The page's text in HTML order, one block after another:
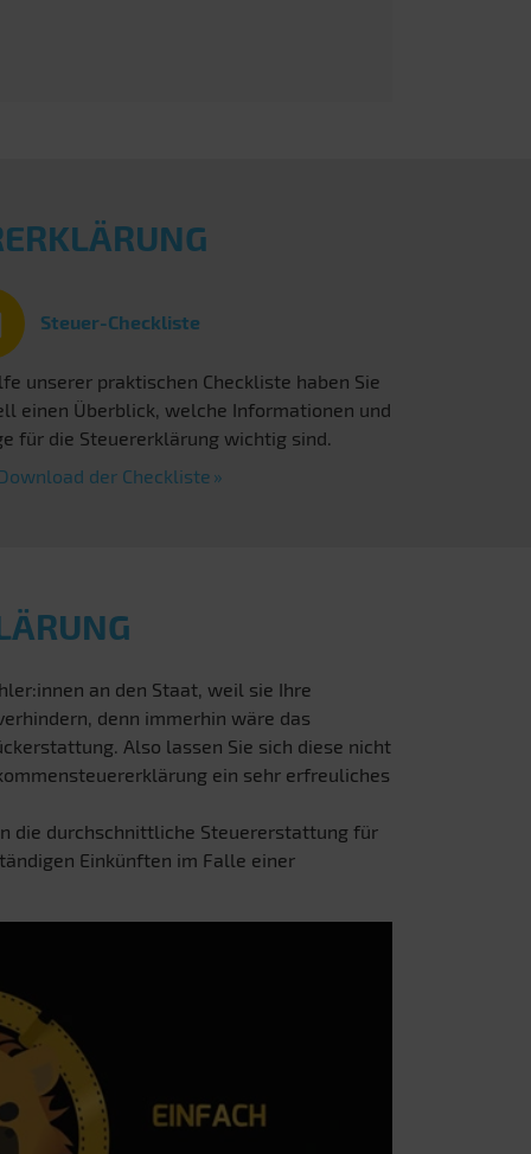
Steuer-Checkliste
unserer praktischen Checkliste haben Sie
einen Überblick, welche Informationen und
für die Steuererklärung wichtig sind.
der Checkliste
an den Staat, weil sie Ihre
denn immerhin wäre das
Also lassen Sie sich diese nicht
ein sehr erfreuliches
die durchschnittliche Steuererstattung für
Einkünften im Falle einer